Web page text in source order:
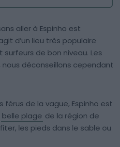
aller à Espinho est
d’un lieu très populaire
de bon niveau. Les
déconseillons cependant
de la vague, Espinho est
belle plage de la région de
les pieds dans le sable ou